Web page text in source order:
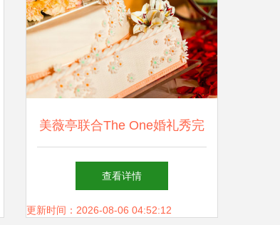
美薇亭联合The One婚礼秀完
美落幕 高端婚礼与生活方式
的艺术交响
查看详情
更新时间：2026-08-06 04:52:12